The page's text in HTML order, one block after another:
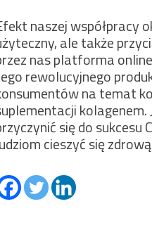
naszej współpracy
ale także
nas platforma
rewolucyjnego
na temat
się do sukcesu
cieszyć się